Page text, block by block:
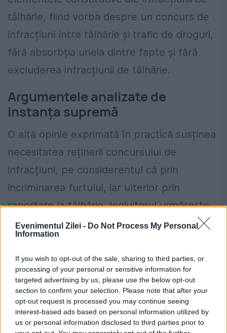
Evenimentul Zilei - Do Not Process My Personal
Information
If you wish to opt-out of the sale, sharing to third parties, or
processing of your personal or sensitive information for
targeted advertising by us, please use the below opt-out
section to confirm your selection. Please note that after your
opt-out request is processed you may continue seeing
interest-based ads based on personal information utilized by
us or personal information disclosed to third parties prior to
tâlhărie, fiind vorba despre un concurs de
infracțiuni între tâlhărie și trafic de droguri,
fără absorbția uneia dintre fapte și fără
excluderea infracțiunii de tâlhărie.
Argumentele analizate de
instanța supremă
O altă opinie exprimată în practică susținea
necesitatea reținerii concursului de
infracțiuni, pe considerentul că prin
incriminarea furtului, iar ulterior prin
raportare la tâlhărie, legiuitorul urmărește
protejarea posesiei ca stare de fapt.
existența unui bun aflat în posesia unei
persoane este suficientă pentru aplicarea
normelor privind tâlhăria, chiar dacă bunul
respectiv nu se află legal în circuitul civil.